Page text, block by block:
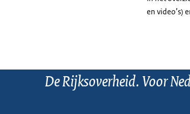
en video’s)
De Rijksoverheid. Voor